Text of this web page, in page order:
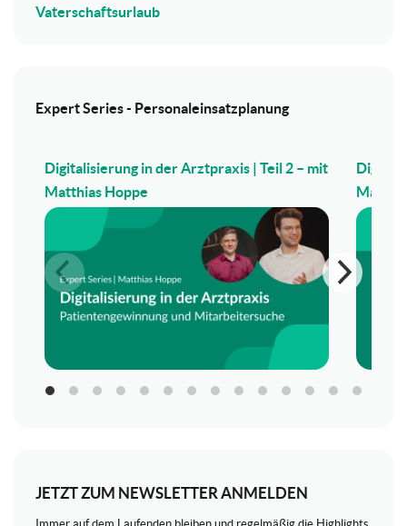
Vaterschaftsurlaub
Expert Series - Personaleinsatzplanung
Digitalisierung in der Arztpraxis | Teil 2 – mit
Matthias Hoppe
JETZT ZUM NEWSLETTER ANMELDEN